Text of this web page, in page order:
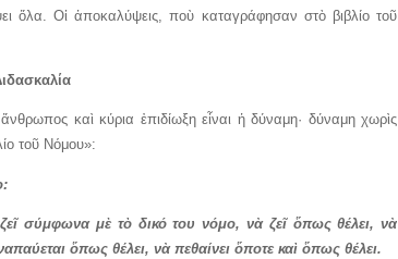
ὅλα. Οἱ ἀποκαλύψεις, ποὺ καταγράφησαν στὸ βιβλίο τοῦ
καὶ κύρια ἐπιδίωξη εἶναι ἡ δύναμη· δύναμη χωρὶς
τοῦ Νόμου»:
:
ζεῖ σύμφωνα μὲ τὸ δικό του νόμο, νὰ ζεῖ ὅπως θέλει,νὰ
ὅπως θέλει, νὰ πεθαίνει ὅποτε καὶ ὅπως θέλει.